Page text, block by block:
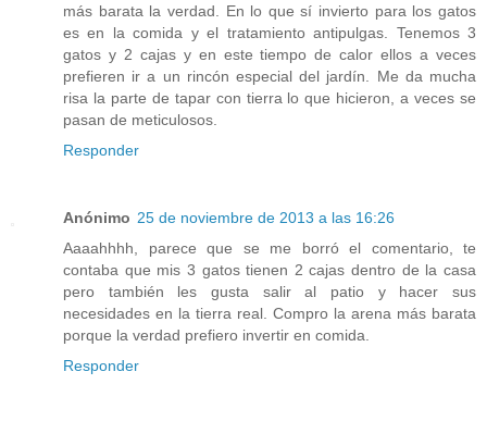
más barata la verdad. En lo que sí invierto para los gatos
es en la comida y el tratamiento antipulgas. Tenemos 3
gatos y 2 cajas y en este tiempo de calor ellos a veces
prefieren ir a un rincón especial del jardín. Me da mucha
risa la parte de tapar con tierra lo que hicieron, a veces se
pasan de meticulosos.
Responder
Anónimo 25 de noviembre de 2013 a las 16:26
Aaaahhhh, parece que se me borró el comentario, te
contaba que mis 3 gatos tienen 2 cajas dentro de la casa
pero también les gusta salir al patio y hacer sus
necesidades en la tierra real. Compro la arena más barata
porque la verdad prefiero invertir en comida.
Responder